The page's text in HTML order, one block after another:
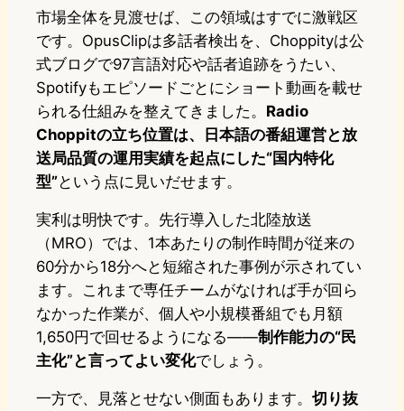
市場全体を見渡せば、この領域はすでに激戦区
です。OpusClipは多話者検出を、Choppityは公
式ブログで97言語対応や話者追跡をうたい、
Spotifyもエピソードごとにショート動画を載せ
られる仕組みを整えてきました。 Radio
Choppitの立ち位置は、日本語の番組運営と放
送局品質の運用実績を起点にした“国内特化
型”という点に見いだせます。
実利は明快です。先行導入した北陸放送
（MRO）では、1本あたりの制作時間が従来の
60分から18分へと短縮された事例が示されてい
ます。これまで専任チームがなければ手が回ら
なかった作業が、個人や小規模番組でも月額
1,650円で回せるようになる——制作能力の“民
主化”と言ってよい変化でしょう。
一方で、見落とせない側面もあります。 切り抜